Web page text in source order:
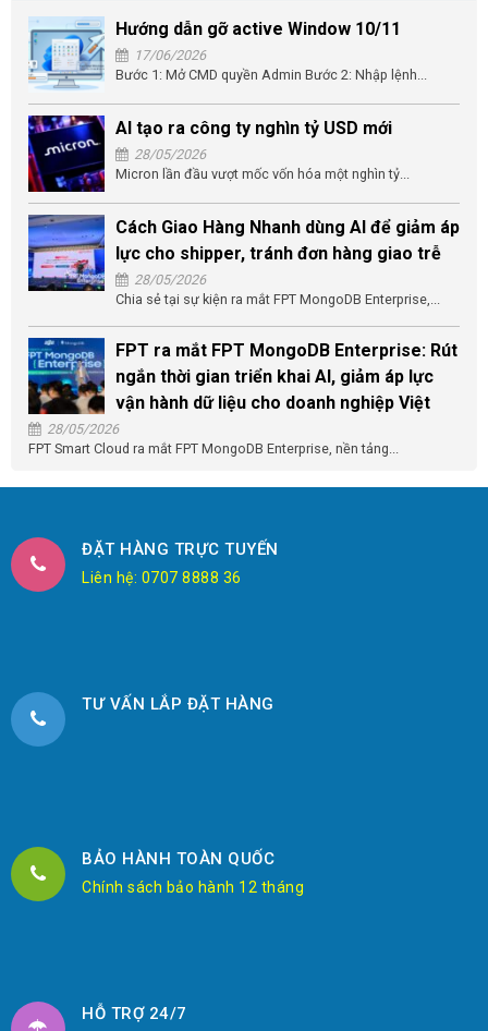
Hướng dẫn gỡ active Window 10/11
17/06/2026
Bước 1: Mở CMD quyền Admin Bước 2: Nhập lệnh...
AI tạo ra công ty nghìn tỷ USD mới
28/05/2026
Micron lần đầu vượt mốc vốn hóa một nghìn tỷ...
Cách Giao Hàng Nhanh dùng AI để giảm áp
lực cho shipper, tránh đơn hàng giao trễ
28/05/2026
Chia sẻ tại sự kiện ra mắt FPT MongoDB Enterprise,...
FPT ra mắt FPT MongoDB Enterprise: Rút
ngắn thời gian triển khai AI, giảm áp lực
vận hành dữ liệu cho doanh nghiệp Việt
28/05/2026
FPT Smart Cloud ra mắt FPT MongoDB Enterprise, nền tảng...
ĐẶT HÀNG TRỰC TUYẾN
Liên hệ: 0707 8888 36
TƯ VẤN LẮP ĐẶT HÀNG
BẢO HÀNH TOÀN QUỐC
Chính sách bảo hành 12 tháng
HỖ TRỢ 24/7